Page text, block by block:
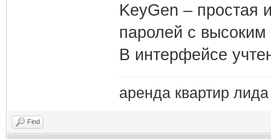
KeyGen – простая
паролей с
В интерфейсе
аренда квартир лида
Find